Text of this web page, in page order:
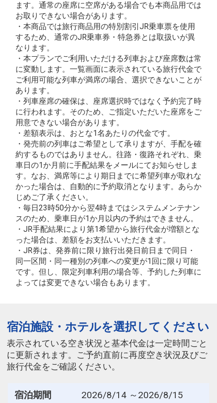
ます。通常の座席に空席がある場合でも本商品用では
お取りできない場合があります。
・本商品では旅行商品用の特別割引JR乗車票を使用
するため、通常のJR乗車券・特急券とは取扱いが異
なります。
・本プランでご利用いただける列車および座席数は常
に変動します。一覧画面に表示されている旅行代金で
ご利用可能な列車が満席の場合、選択できないことが
あります。
・列車座席の確保は、座席選択時ではなく予約完了時
に行われます。そのため、ご指定いただいた座席をご
用意できない場合があります。
・差額表示は、おとな1名あたりの代金です。
・発売前の列車はご希望として承りますが、手配を確
約するものではありません。往路・復路それぞれ、乗
車日の1か月前に手配結果をメールにてお知らせしま
す。なお、満席等により期日までに希望列車が取れな
かった場合は、自動的に予約取消となります。あらか
じめご了承ください。
・毎日23時50分から翌4時まではシステムメンテナン
スのため、乗車日が1か月以内の予約はできません。
・JR手配結果により第1希望から旅行代金が増額とな
った場合は、差額をお支払いいただきます。
・JR券は、発券前に限り旅行出発日前日まで同日・
同一区間・同一種別の列車への変更が1回に限り可能
です。但し、限定列車利用の場合等、予約した列車に
よっては変更できない場合もあります。
宿泊施設・ホテルを選択してください
表示されている空き状況と基本代金は一定時間ごと
に更新されます。ご予約直前に再度空き状況及びご
旅行代金をご確認ください。
宿泊期間
2026/8/14 ～2026/8/15